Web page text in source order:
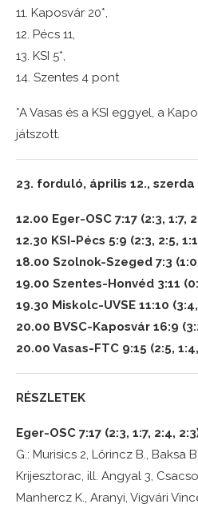
11. Kaposvár 20*,
12. Pécs 11,
13. KSI 5*,
14. Szentes 4 pont
*A Vasas és a KSI eggyel, a
játszott.
23. forduló, április 12., szerda
12.00 Eger-OSC 7:17 (2:3, 1:7,
12.30 KSI-Pécs 5:9 (2:3, 2:5,
18.00 Szolnok-Szeged 7:3
19.00 Szentes-Honvéd 3:11
19.30 Miskolc-UVSE 11:10
20.00 BVSC-Kaposvár 16:9
20.00 Vasas-FTC 9:15 (2:5,
RÉSZLETEK
Eger-OSC 7:17 (2:3, 1:7, 2:4,
G.: Murisics 2, Lőrincz B., Baksa
Krijesztorac, ill. Angyal 3,
Manhercz K., Aranyi, Vigvári